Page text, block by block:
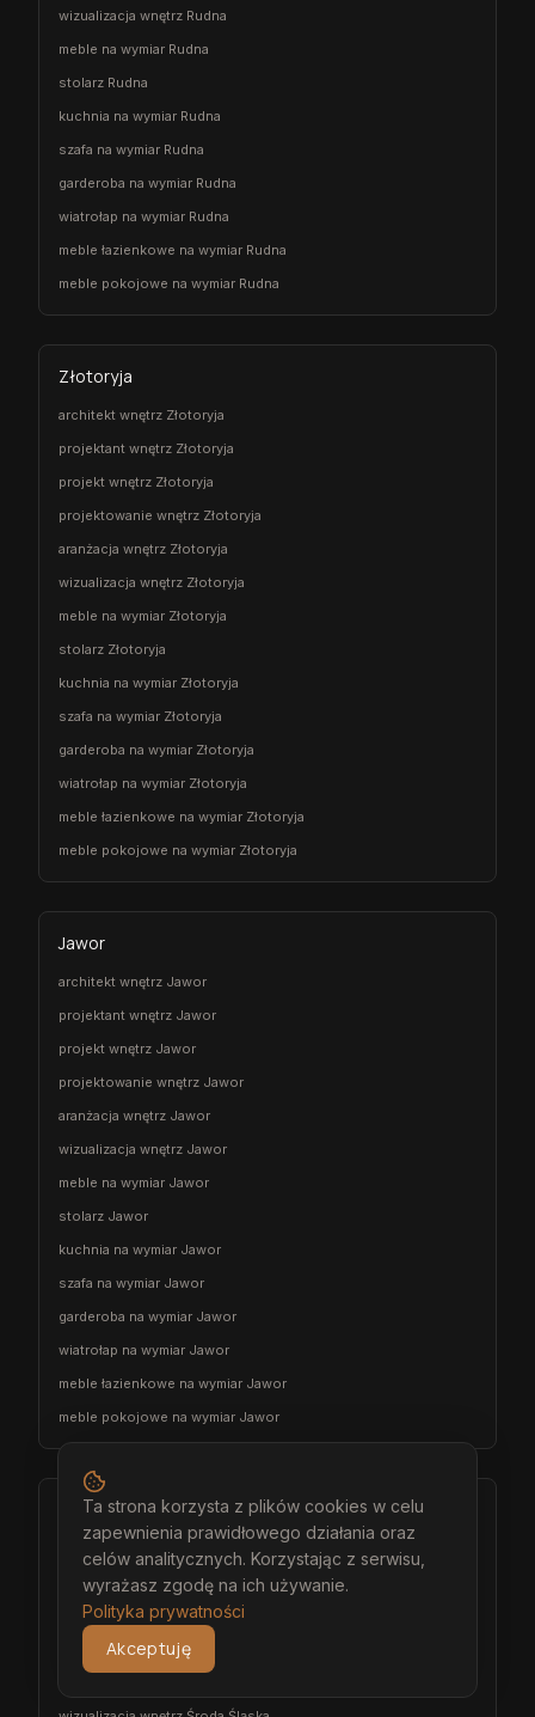
wizualizacja wnętrz Rudna
meble na wymiar Rudna
stolarz Rudna
kuchnia na wymiar Rudna
szafa na wymiar Rudna
garderoba na wymiar Rudna
wiatrołap na wymiar Rudna
meble łazienkowe na wymiar Rudna
meble pokojowe na wymiar Rudna
Złotoryja
architekt wnętrz Złotoryja
projektant wnętrz Złotoryja
projekt wnętrz Złotoryja
projektowanie wnętrz Złotoryja
aranżacja wnętrz Złotoryja
wizualizacja wnętrz Złotoryja
meble na wymiar Złotoryja
stolarz Złotoryja
kuchnia na wymiar Złotoryja
szafa na wymiar Złotoryja
garderoba na wymiar Złotoryja
wiatrołap na wymiar Złotoryja
meble łazienkowe na wymiar Złotoryja
meble pokojowe na wymiar Złotoryja
Jawor
architekt wnętrz Jawor
projektant wnętrz Jawor
projekt wnętrz Jawor
projektowanie wnętrz Jawor
aranżacja wnętrz Jawor
wizualizacja wnętrz Jawor
meble na wymiar Jawor
stolarz Jawor
kuchnia na wymiar Jawor
szafa na wymiar Jawor
garderoba na wymiar Jawor
wiatrołap na wymiar Jawor
meble łazienkowe na wymiar Jawor
meble pokojowe na wymiar Jawor
Środa Śląska
architekt wnętrz Środa Śląska
projektant wnętrz Środa Śląska
projekt wnętrz Środa Śląska
projektowanie wnętrz Środa Śląska
Ta strona korzysta z plików cookies w celu
zapewnienia prawidłowego działania oraz
celów analitycznych. Korzystając z serwisu,
wyrażasz zgodę na ich używanie.
Polityka prywatności
Akceptuję